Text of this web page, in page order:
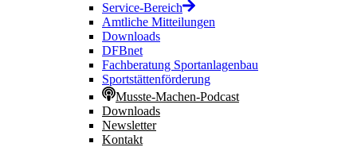
Service-Bereich
Amtliche Mitteilungen
Downloads
DFBnet
Fachberatung Sportanlagenbau
Sportstättenförderung
Musste-Machen-Podcast
Downloads
Newsletter
Kontakt